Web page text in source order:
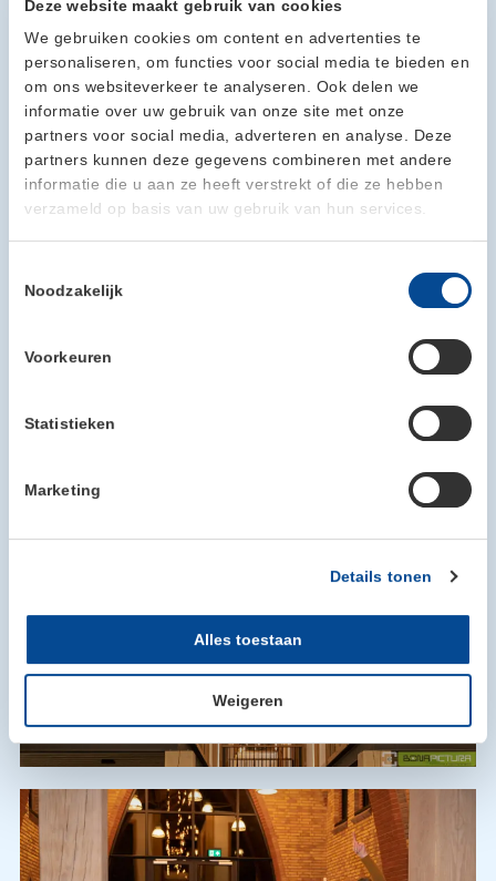
Deze website maakt gebruik van cookies
We gebruiken cookies om content en advertenties te
personaliseren, om functies voor social media te bieden en
om ons websiteverkeer te analyseren. Ook delen we
informatie over uw gebruik van onze site met onze
partners voor social media, adverteren en analyse. Deze
partners kunnen deze gegevens combineren met andere
informatie die u aan ze heeft verstrekt of die ze hebben
verzameld op basis van uw gebruik van hun services.
Noodzakelijk
Voorkeuren
Statistieken
Marketing
Details tonen
Alles toestaan
Weigeren